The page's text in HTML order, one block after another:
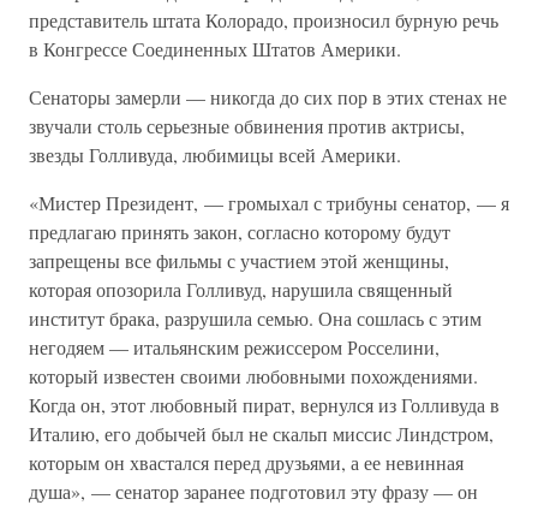
представитель штата Колорадо, произносил бурную речь
в Конгрессе Соединенных Штатов Америки.
Сенаторы замерли — никогда до сих пор в этих стенах не
звучали столь серьезные обвинения против актрисы,
звезды Голливуда, любимицы всей Америки.
«Мистер Президент, — громыхал с трибуны сенатор, — я
предлагаю принять закон, согласно которому будут
запрещены все фильмы с участием этой женщины,
которая опозорила Голливуд, нарушила священный
институт брака, разрушила семью. Она сошлась с этим
негодяем — итальянским режиссером Росселини,
который известен своими любовными похождениями.
Когда он, этот любовный пират, вернулся из Голливуда в
Италию, его добычей был не скальп миссис Линдстром,
которым он хвастался перед друзьями, а ее невинная
душа», — сенатор заранее подготовил эту фразу — он